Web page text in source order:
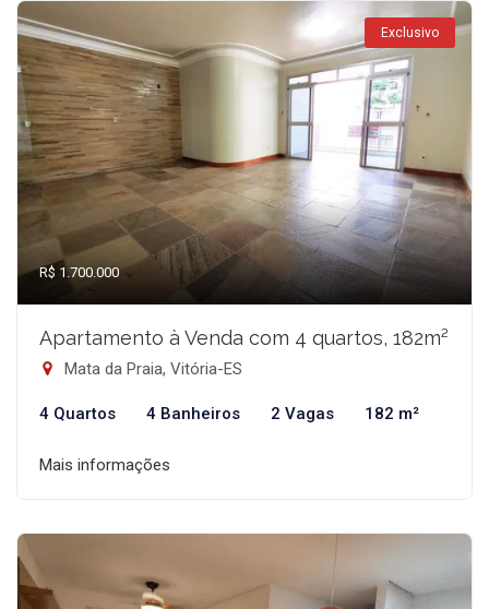
Exclusivo
R$ 1.700.000
Apartamento à Venda com 4 quartos, 182m²
Mata da Praia, Vitória-ES
4 Quartos 4 Banheiros 2 Vagas 182 m²
Mais informações